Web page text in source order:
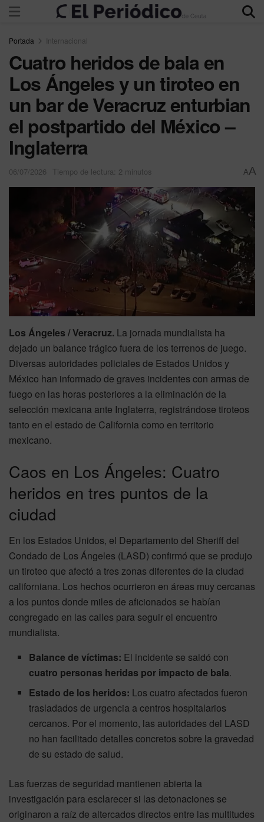
Portada Internacional
Cuatro heridos de bala en
Los Ángeles y un tiroteo en
un bar de Veracruz enturbian
el postpartido del México –
Inglaterra
06/07/2026 Tiempo de lectura: 2 minutos AA
Los Ángeles / Veracruz. La jornada mundialista ha
dejado un balance trágico fuera de los terrenos de juego.
Diversas autoridades policiales de Estados Unidos y
México han informado de graves incidentes con armas de
fuego en las horas posteriores a la eliminación de la
selección mexicana ante Inglaterra, registrándose tiroteos
tanto en el estado de California como en territorio
mexicano.
Caos en Los Ángeles: Cuatro
heridos en tres puntos de la
ciudad
En los Estados Unidos, el Departamento del Sheriff del
Condado de Los Ángeles (LASD) confirmó que se produjo
un tiroteo que afectó a tres zonas diferentes de la ciudad
californiana. Los hechos ocurrieron en áreas muy cercanas
a los puntos donde miles de aficionados se habían
congregado en las calles para seguir el encuentro
mundialista.
Balance de víctimas: El incidente se saldó con
cuatro personas heridas por impacto de bala.
Estado de los heridos: Los cuatro afectados fueron
trasladados de urgencia a centros hospitalarios
cercanos. Por el momento, las autoridades del LASD
no han facilitado detalles concretos sobre la gravedad
de su estado de salud.
Las fuerzas de seguridad mantienen abierta la
investigación para esclarecer si las detonaciones se
originaron a raíz de altercados directos entre las multitudes